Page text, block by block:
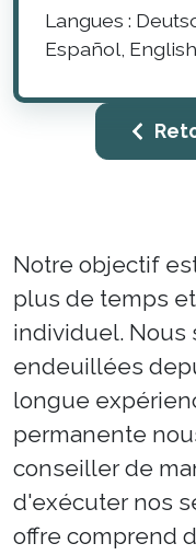
Langues :
Español, English
Notre objectif
plus de temps
individuel. Nous
endeuillées
longue
permanente
conseiller de
d'exécuter nos
offre comprend